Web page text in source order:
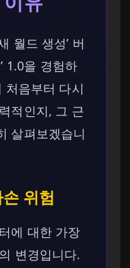
월드 생성’ 버
1.0을 경험하
처음부터 다시
적인지, 그 근
살펴보겠습니
위험
에 대한 가장
변경입니다.